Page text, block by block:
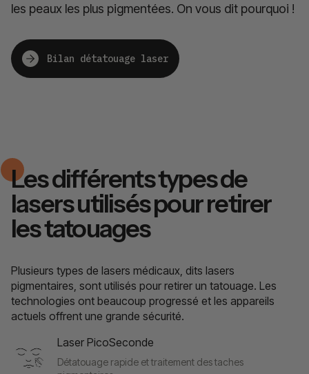
les peaux les plus pigmentées. On vous dit pourquoi !
Bilan détatouage laser
Les différents types de
lasers utilisés pour retirer
les tatouages
Plusieurs types de lasers médicaux, dits lasers
pigmentaires, sont utilisés pour retirer un tatouage. Les
technologies ont beaucoup progressé et les appareils
actuels offrent une grande sécurité.
Laser PicoSeconde
Détatouage rapide et traitement des taches